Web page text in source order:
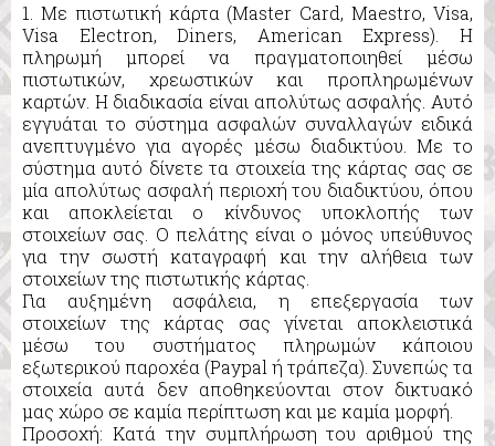
1. Με πιστωτική κάρτα (Master Card, Maestro, Visa,
Visa Electron, Diners, American Express). H
πληρωμή μπορεί να πραγματοποιηθεί μέσω
πιστωτικών, χρεωστικών και προπληρωμένων
καρτών. Η διαδικασία είναι απολύτως ασφαλής. Αυτό
εγγυάται το σύστημα ασφαλών συναλλαγών ειδικά
ανεπτυγμένο για αγορές μέσω διαδικτύου. Με το
σύστημα αυτό δίνετε τα στοιχεία της κάρτας σας σε
μία απολύτως ασφαλή περιοχή του διαδικτύου, όπου
και αποκλείεται ο κίνδυνος υποκλοπής των
στοιχείων σας. Ο πελάτης είναι ο μόνος υπεύθυνος
για την σωστή καταγραφή και την αλήθεια των
στοιχείων της πιστωτικής κάρτας.
Για αυξημένη ασφάλεια, η επεξεργασία των
στοιχείων της κάρτας σας γίνεται αποκλειστικά
μέσω του συστήματος πληρωμών κάποιου
εξωτερικού παροχέα (Paypal ή τράπεζα). Συνεπώς τα
στοιχεία αυτά δεν αποθηκεύονται στον δικτυακό
μας χώρο σε καμία περίπτωση και με καμία μορφή.
Προσοχή: Κατά την συμπλήρωση του αριθμού της